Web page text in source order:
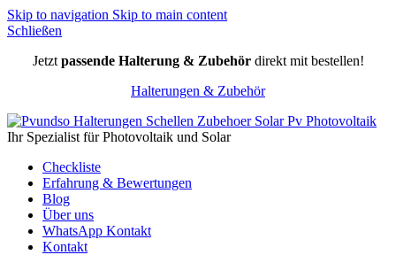
Skip to navigation Skip to main content
Schließen
Jetzt passende Halterung & Zubehördirekt mit bestellen!
Halterungen & Zubehör
Ihr Spezialist für Photovoltaik und Solar
Checkliste
Erfahrung & Bewertungen
Blog
Über uns
WhatsApp Kontakt
Kontakt